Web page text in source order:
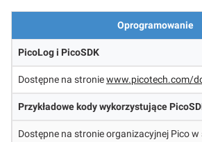
Oprogramowanie
PicoLog i PicoSDK
Dostępne na stroniewww.picotech.com/
Przykładowe kody wykorzystujące
Dostępne na stronie organizacyjnej Pico